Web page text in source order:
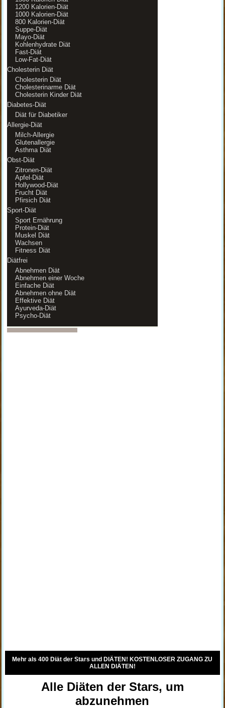
1200 Kalorien-Diät
1000 Kalorien-Diät
800 Kalorien-Diät
Suppe-Diät
Mayo-Diät
Kohlenhydrate Diät
Fast-Diät
Low-Fat-Diät
Cholesterin Diät
Cholesterin Diät
Cholesterinarme Diät
Cholesterin Kinder Diät
Diabetes-Diät
Diät für Diabetiker
Allergie-Diät
Milch-Allergie
Glutenallergie
Asthma Diät
Obst-Diät
Zitronen-Diät
Apfel-Diät
Hollywood-Diät
Frucht Diät
Pfirsich Diät
Sport-Diät
Sport Ernährung
Protein-Diät
Muskel Diät
Wachsen
Fitness Diät
Diätfrei
Abnehmen Diät
Abnehmen einer Woche
Einfache Diät
Abnehmen ohne Diät
Effektive Diät
Ayurveda-Diät
Psycho-Diät
Mehr als 400 Diät der Stars und DIÄTEN! KOSTENLOSER ZUGANG ZU
ALLEN DIÄTEN!
Alle Diäten der Stars, um
abzunehmen